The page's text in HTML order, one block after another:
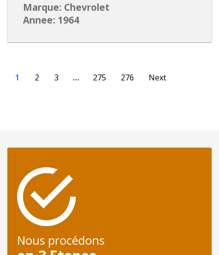
Marque: Chevrolet
Annee: 1964
1 2 3 … 275 276 Next
Nous procédons